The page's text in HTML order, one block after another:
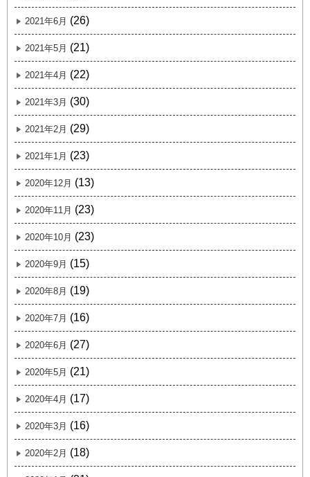
2021年6月 (26)
2021年5月 (21)
2021年4月 (22)
2021年3月 (30)
2021年2月 (29)
2021年1月 (23)
2020年12月 (13)
2020年11月 (23)
2020年10月 (23)
2020年9月 (15)
2020年8月 (19)
2020年7月 (16)
2020年6月 (27)
2020年5月 (21)
2020年4月 (17)
2020年3月 (16)
2020年2月 (18)